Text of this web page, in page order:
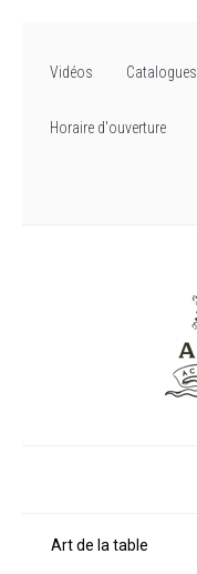
Vidéos Catalogues
Horaire d'ouverture
Art de la table